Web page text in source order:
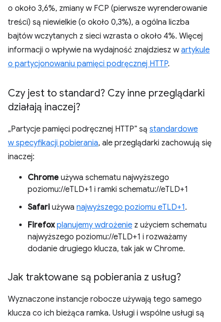
o około 3,6%, zmiany w FCP (pierwsze wyrenderowanie
treści) są niewielkie (o około 0,3%), a ogólna liczba
bajtów wczytanych z sieci wzrasta o około 4%. Więcej
informacji o wpływie na wydajność znajdziesz wartykule
o partycjonowaniu pamięci podręcznej HTTP.
Czy jest to standard? Czy inne przeglądarki
działają inaczej?
„Partycje pamięci podręcznej HTTP” są standardowe
w specyfikacji pobierania, ale przeglądarki zachowują się
inaczej:
Chrome używa schematu najwyższego
poziomu://eTLD+1 i ramki schematu://eTLD+1
Safari używa najwyższego poziomu eTLD+1.
Firefox planujemy wdrożenie z użyciem schematu
najwyższego poziomu://eTLD+1 i rozważamy
dodanie drugiego klucza, tak jak w Chrome.
Jak traktowane są pobierania z usług?
Wyznaczone instancje robocze używają tego samego
klucza co ich bieżąca ramka. Usługi i wspólne usługi są